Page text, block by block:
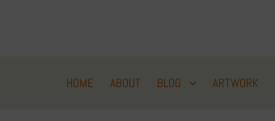
HOME ABOUT BLOG ARTWORK